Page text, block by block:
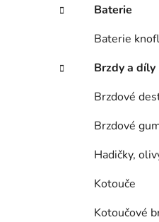
n
e
Baterie
Baterie
Brzdy a díly
Brzdové
Brzdové
Hadičky,
Kotouče
Kotoučové